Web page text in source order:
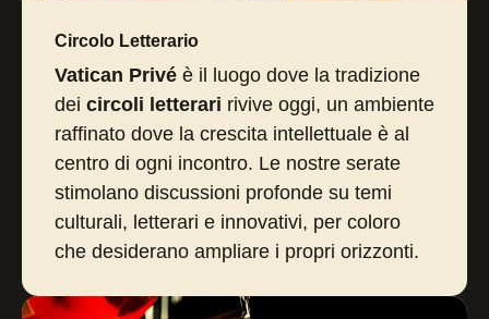
Circolo Letterario
Vatican Privé è il luogo dove la tradizione
dei circoli letterari rivive oggi, un ambiente
raffinato dove la crescita intellettuale è al
centro di ogni incontro. Le nostre serate
stimolano discussioni profonde su temi
culturali, letterari e innovativi, per coloro
che desiderano ampliare i propri orizzonti.